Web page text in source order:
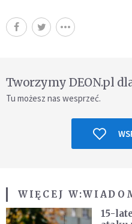
Tworzymy DEON.pl
Tu możesz nas wesprzeć.
WIĘCEJ W:
15-